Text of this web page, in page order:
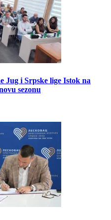
Jug i Srpske lige Istok na
sezonu